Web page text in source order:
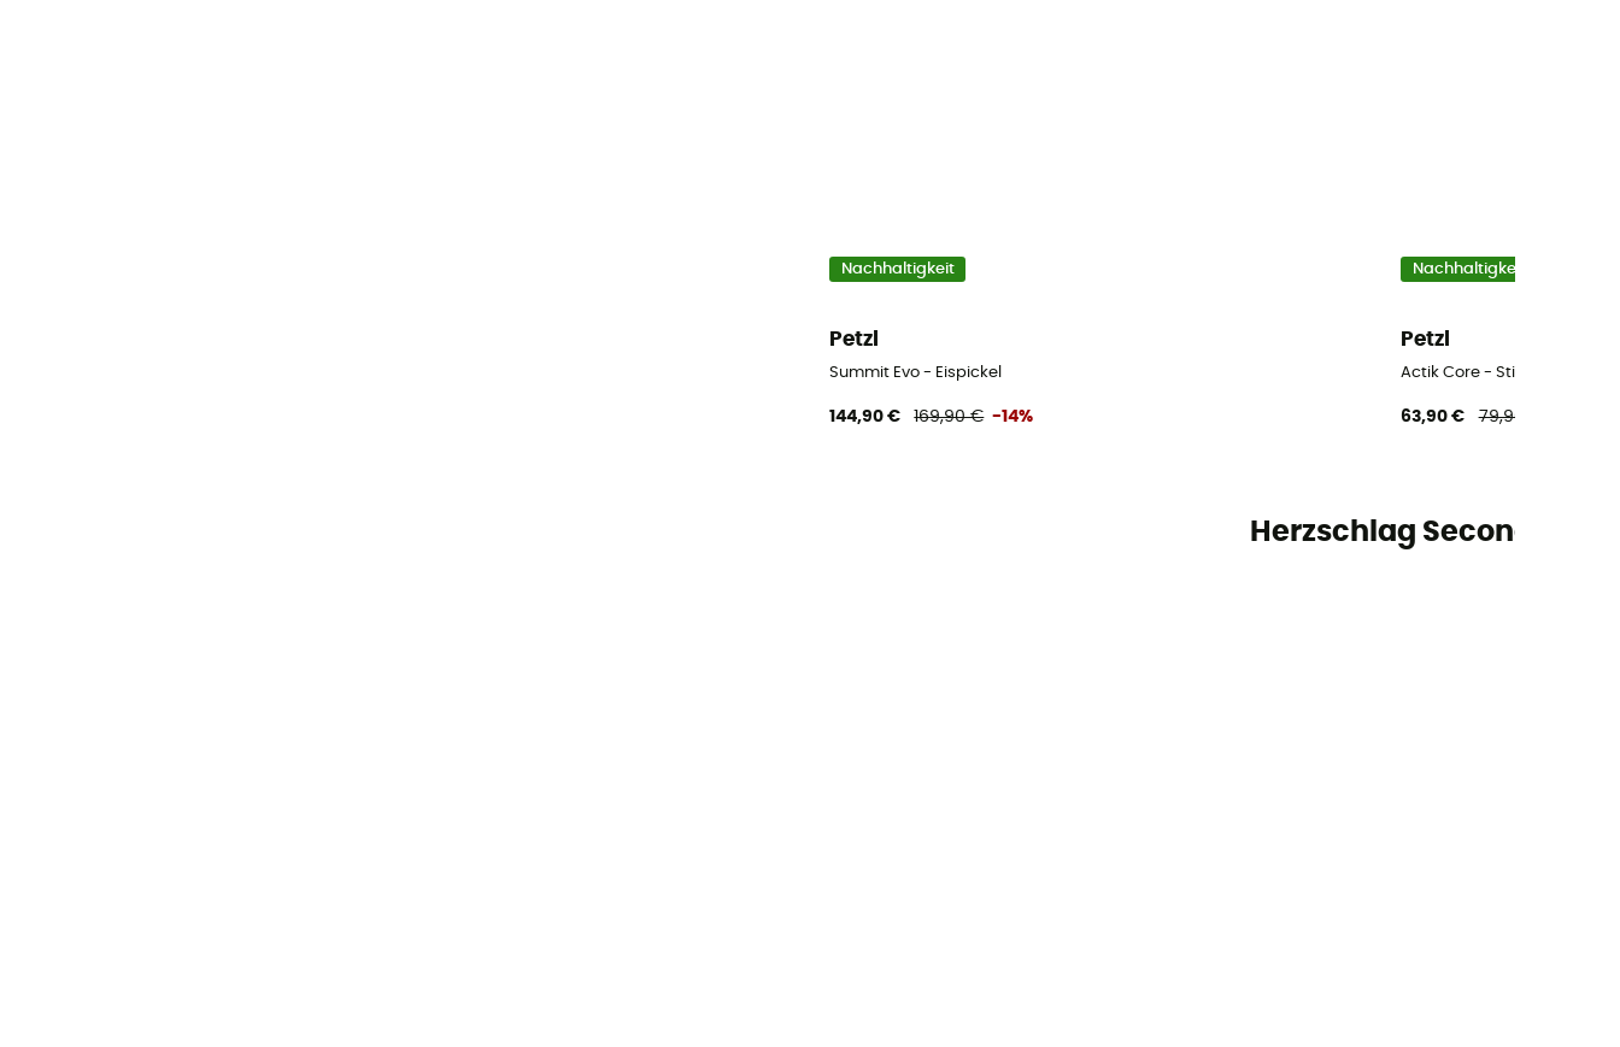
Nachhaltigkeit
Petzl
Summit Evo - Eispickel
144,90 € 169,90 € -14%
Nachhaltigkeit
Petzl
Actik Core - Stirnlampe
63,90 € 79,90 €
Herzschlag Second Hand